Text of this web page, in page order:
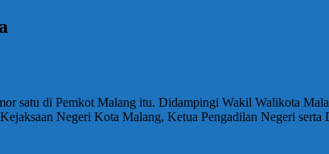
satu di Pemkot Malang itu. Didampingi Wakil Walikota
Negeri Kota Malang, Ketua Pengadilan Negeri